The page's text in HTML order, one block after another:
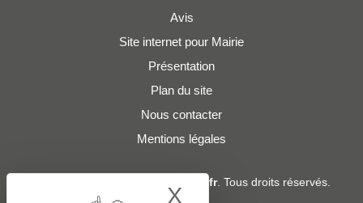
Avis
Site internet pour Mairie
Présentation
Plan du site
Nous contacter
Mentions légales
Adresses-Mairies.fr. Tous droits réservés.
X